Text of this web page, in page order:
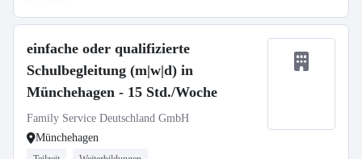
einfache oder qualifizierte
Schulbegleitung (m|w|d) in
Münchehagen - 15 Std./Woche
Family Service Deutschland GmbH
Münchehagen